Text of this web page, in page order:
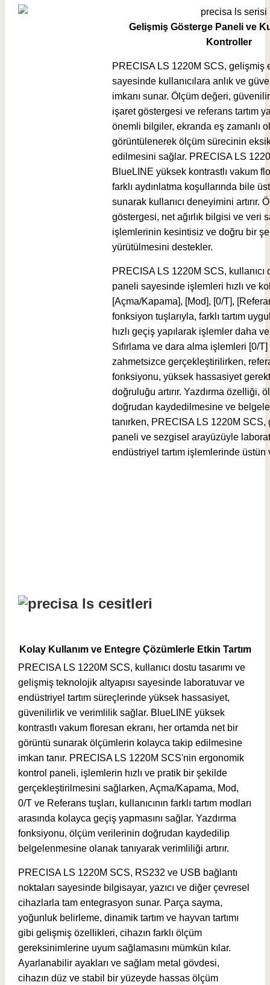
Gelişmiş Gösterge Paneli ve
Kontroller
PRECISA LS 1220M SCS, gelişmiş
sayesinde kullanıcılara anlık ve
imkanı sunar. Ölçüm değeri,
işaret göstergesi ve referans tartım
önemli bilgiler, ekranda eş zamanlı
görüntülenerek ölçüm sürecinin
edilmesini sağlar. PRECISA LS
BlueLINE yüksek kontrastlı vakum
farklı aydınlatma koşullarında bile
sunarak kullanıcı deneyimini artırır.
göstergesi, net ağırlık bilgisi ve veri
işlemlerinin kesintisiz ve doğru bir
yürütülmesini destekler.
PRECISA LS 1220M SCS, kullanıcı
paneli sayesinde işlemleri hızlı ve
[Açma/Kapama], [Mod], [0/T],
fonksiyon tuşlarıyla, farklı tartım
hızlı geçiş yapılarak işlemler daha
Sıfırlama ve dara alma işlemleri [0/
zahmetsizce gerçekleştirilirken,
fonksiyonu, yüksek hassasiyet
doğruluğu artırır. Yazdırma özelliği,
doğrudan kaydedilmesine ve
tanırken, PRECISA LS 1220M
paneli ve sezgisel arayüzüyle
endüstriyel tartım işlemlerinde üstün
Kolay Kullanım ve Entegre Çözümlerle Etkin Tartım
PRECISA LS 1220M SCS, kullanıcı dostu tasarımı ve
gelişmiş teknolojik altyapısı sayesinde laboratuvar ve
endüstriyel tartım süreçlerinde yüksek hassasiyet,
güvenilirlik ve verimlilik sağlar. BlueLINE yüksek
kontrastlı vakum floresan ekranı, her ortamda net bir
görüntü sunarak ölçümlerin kolayca takip edilmesine
imkan tanır. PRECISA LS 1220M SCS'nin ergonomik
kontrol paneli, işlemlerin hızlı ve pratik bir şekilde
gerçekleştirilmesini sağlarken, Açma/Kapama, Mod,
0/T ve Referans tuşları, kullanıcının farklı tartım modları
arasında kolayca geçiş yapmasını sağlar. Yazdırma
fonksiyonu, ölçüm verilerinin doğrudan kaydedilip
belgelenmesine olanak tanıyarak verimliliği artırır.
PRECISA LS 1220M SCS, RS232 ve USB bağlantı
noktaları sayesinde bilgisayar, yazıcı ve diğer çevresel
cihazlarla tam entegrasyon sunar. Parça sayma,
yoğunluk belirleme, dinamik tartım ve hayvan tartımı
gibi gelişmiş özellikleri, cihazın farklı ölçüm
gereksinimlerine uyum sağlamasını mümkün kılar.
Ayarlanabilir ayakları ve sağlam metal gövdesi,
cihazın düz ve stabil bir yüzeyde hassas ölçüm